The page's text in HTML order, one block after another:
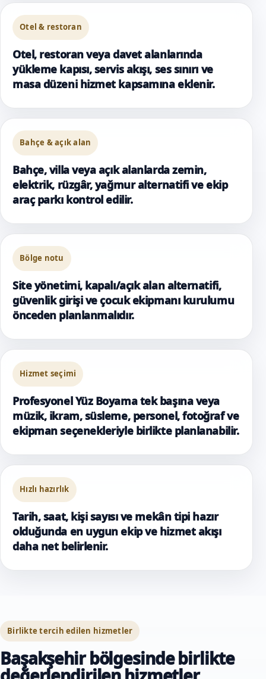
Otel & restoran
Otel, restoran veya davet alanlarında
yükleme kapısı, servis akışı, ses sınırı ve
masa düzeni hizmet kapsamına eklenir.
Bahçe & açık alan
Bahçe, villa veya açık alanlarda zemin,
elektrik, rüzgâr, yağmur alternatifi ve ekip
araç parkı kontrol edilir.
Bölge notu
Site yönetimi, kapalı/açık alan alternatifi,
güvenlik girişi ve çocuk ekipmanı kurulumu
önceden planlanmalıdır.
Hizmet seçimi
Profesyonel Yüz Boyama tek başına veya
müzik, ikram, süsleme, personel, fotoğraf ve
ekipman seçenekleriyle birlikte planlanabilir.
Hızlı hazırlık
Tarih, saat, kişi sayısı ve mekân tipi hazır
olduğunda en uygun ekip ve hizmet akışı
daha net belirlenir.
Birlikte tercih edilen hizmetler
Başakşehir bölgesinde birlikte